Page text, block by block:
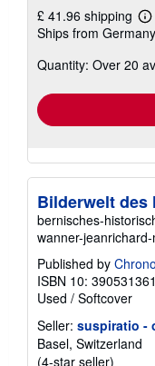
£ 41.96 shipping
Ships from
Quantity: Over 20
Bilderwelt des
bernisches-
wanner-
Published by
ISBN 10:
Used / Softcover
Seller: suspiratio -
Basel, Switzerland
(4-star seller)